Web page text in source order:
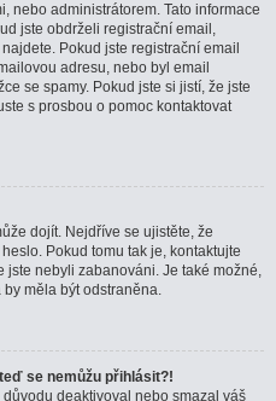
nebo administrátorem. Tato informace
jste obdrželi registrační email,
Pokud jste registrační email
adresu, nebo byl email
se spamy. Pokud jste si jistí, že jste
s prosbou o pomoc kontaktovat
dojít. Nejdříve se ujistěte, že
Pokud tomu tak je, kontaktujte
jste nebyli zabanováni. Je také možné,
měla být odstraněna.
se nemůžu přihlásit?!
deaktivoval nebo smazal váš